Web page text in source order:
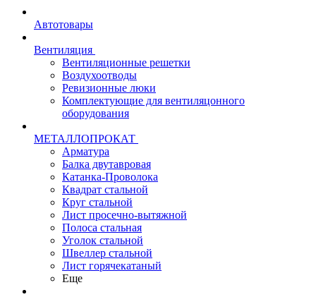
Автотовары
Вентиляция
Вентиляционные решетки
Воздухоотводы
Ревизионные люки
Комплектующие для вентиляцонного
оборудования
МЕТАЛЛОПРОКАТ
Арматура
Балка двутавровая
Катанка-Проволока
Квадрат стальной
Круг стальной
Лист просечно-вытяжной
Полоса стальная
Уголок стальной
Швеллер стальной
Лист горячекатаный
Еще